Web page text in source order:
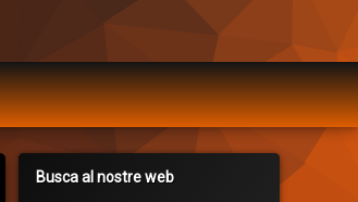
Busca al nostre web